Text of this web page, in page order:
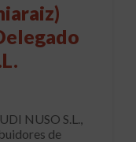
NUSO S.L.,
de